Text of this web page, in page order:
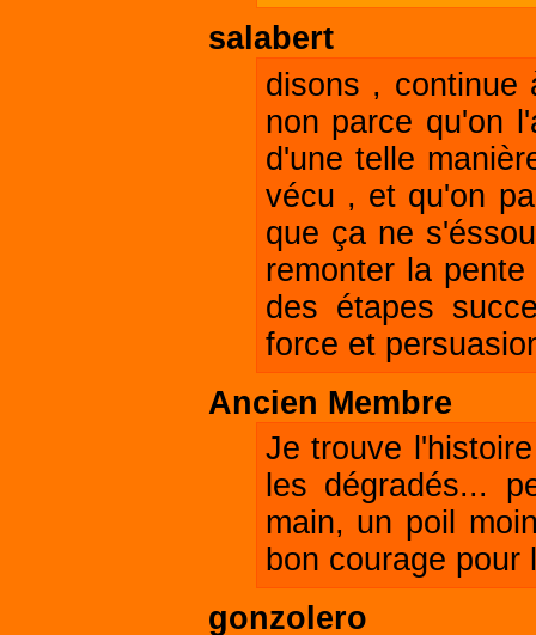
salabert
disons , continue
non parce qu'on
d'une telle
vécu , et qu'on
que ça ne
remonter la
des étapes
force et
Ancien Membre
Je trouve
les dégradés...
main, un poil
bon courage pour
gonzolero